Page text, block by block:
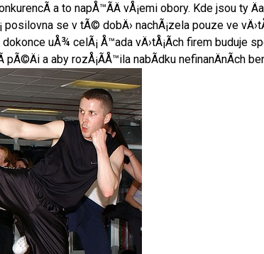
a to napÅ™Ã­Ä vÅ¡emi obory. Kde jsou ty
se v tÃ© dobÄ› nachÃ¡zela pouze ve
uÅ¾ celÃ¡ Å™ada vÄ›tÅ¡Ã­ch firem buduje
a aby rozÅ¡Ã­Å™ila nabÃ­dku nefinanÄnÃ­ch